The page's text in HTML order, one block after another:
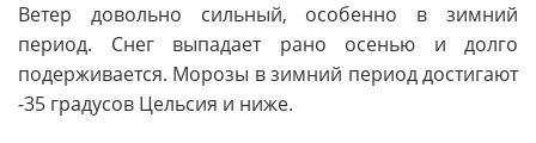
Ветер довольно сильный, особенно в зимний
период. Снег выпадает рано осенью и долго
подерживается. Морозы в зимний период достигают
-35 градусов Цельсия и ниже.